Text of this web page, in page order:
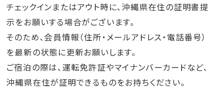
チェックインまたはアウト時に、沖縄県在住の証明書提
示をお願いする場合がございます。
そのため、会員情報（住所・メールアドレス・電話番号）
を最新の状態に更新お願いします。
ご宿泊の際は、運転免許証やマイナンバーカードなど、
沖縄県在住が証明できるものをお持ちください。